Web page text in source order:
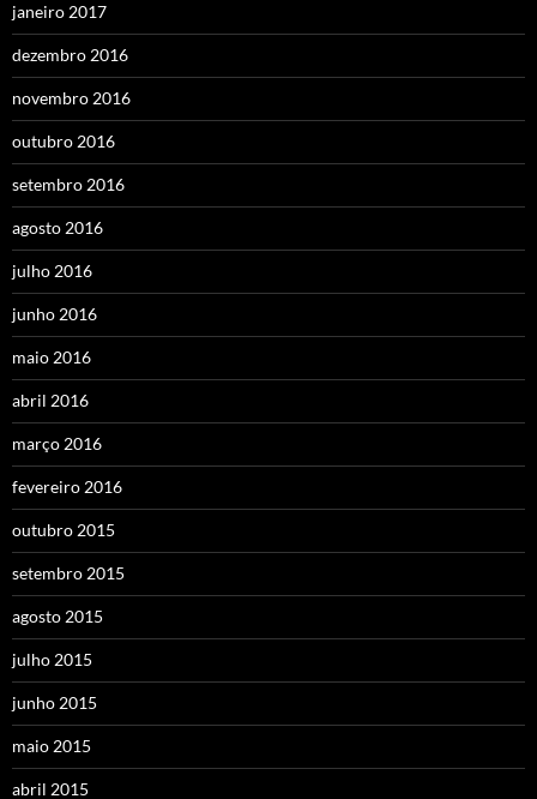
janeiro 2017
dezembro 2016
novembro 2016
outubro 2016
setembro 2016
agosto 2016
julho 2016
junho 2016
maio 2016
abril 2016
março 2016
fevereiro 2016
outubro 2015
setembro 2015
agosto 2015
julho 2015
junho 2015
maio 2015
abril 2015